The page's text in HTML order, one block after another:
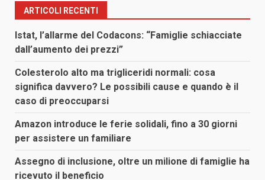
ARTICOLI RECENTI
Istat, l’allarme del Codacons: “Famiglie schiacciate
dall’aumento dei prezzi”
Colesterolo alto ma trigliceridi normali: cosa
significa davvero? Le possibili cause e quando è il
caso di preoccuparsi
Amazon introduce le ferie solidali, fino a 30 giorni
per assistere un familiare
Assegno di inclusione, oltre un milione di famiglie ha
ricevuto il beneficio